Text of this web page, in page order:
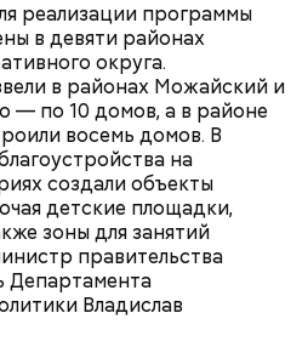
реализации программы
в девяти районах
округа.
в районах Можайский и
— по 10 домов, а в районе
восемь домов. В
на
создали объекты
детские площадки,
зоны для занятий
правительства
Департамента
Владислав